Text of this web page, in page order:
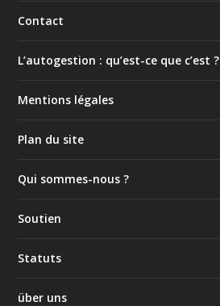
Contact
L’autogestion : qu’est-ce que c’est ?
Mentions légales
Plan du site
Qui sommes-nous ?
Soutien
Statuts
über uns